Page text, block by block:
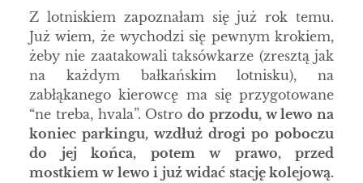
Z lotniskiem zapoznałam się już rok temu.
Już wiem, że wychodzi się pewnym krokiem,
żeby nie zaatakowali taksówkarze (zresztą jak
na każdym bałkańskim lotnisku), na
zabłąkanego kierowcę ma się przygotowane
“ne treba, hvala”. Ostro do przodu, w lewo na
koniec parkingu, wzdłuż drogi po poboczu
do jej końca, potem w prawo, przed
mostkiem w lewo i już widać stację kolejową.